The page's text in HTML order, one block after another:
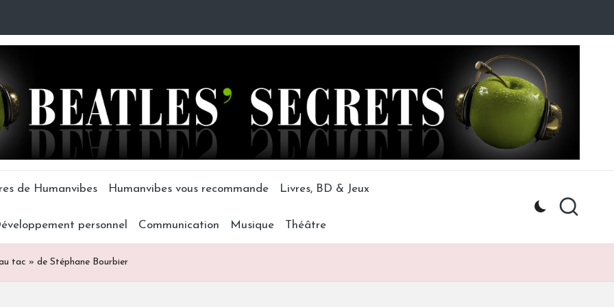
de Humanvibes Humanvibes vous recommande Livres, BD & Jeux
personnel Communication Musique Théâtre
tac » de Stéphane Bourbier